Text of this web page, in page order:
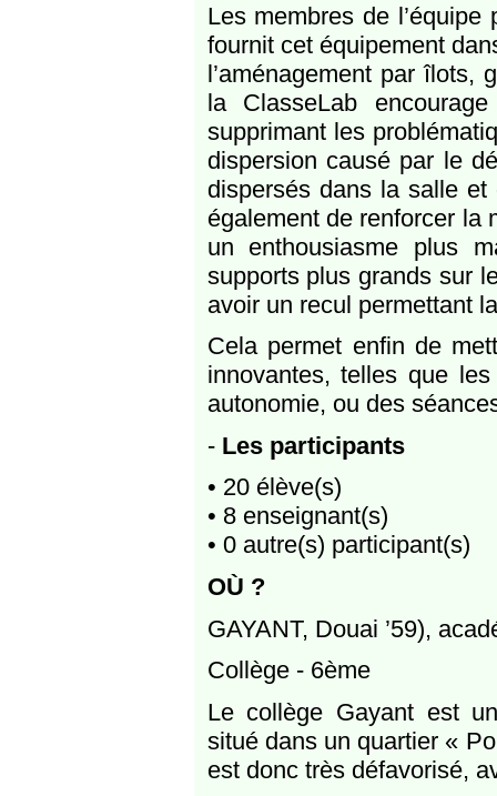
Les membres de
fournit cet équipement
l’aménagement par îlots,
la ClasseLab
supprimant les
dispersion causé par le
dispersés dans la salle et
également de renforcer la
un enthousiasme plus
supports plus grands sur
avoir un recul permettant
Cela permet enfin de
innovantes, telles que
autonomie, ou des
- Les participants
• 20 élève(s)
• 8 enseignant(s)
• 0 autre(s) participant(s)
OÙ ?
GAYANT, Douai ’59),
Collège - 6ème
Le collège Gayant est
situé dans un quartier «
est donc très défavorisé,